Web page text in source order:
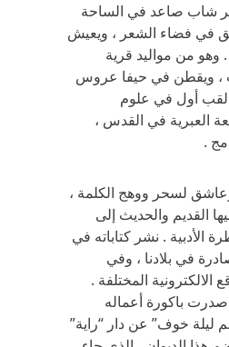
شاب صاعد في الساحة
في فضاء الشعر ، ويعيش
وهو من مواليد قرية
ويقطن في حيفا عروس
أول في علوم
العبرية في القدس ،
.
لسحر ووهج الكلمة ،
القديم والحديث إلى
الأدبية . نشر كتاباته في
في بلادنا ، وفي
الالكترونية المختلفة .
باكورة أعماله
ليلة خوف” عن دار “راية”